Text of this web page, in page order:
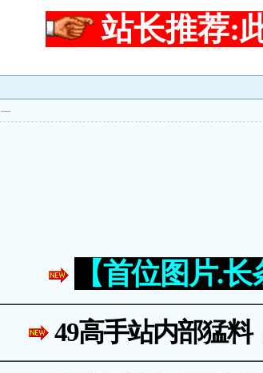
站长推荐:
---
【首位图片.
49高手站内部猛